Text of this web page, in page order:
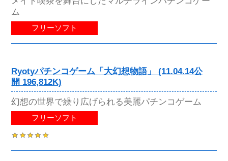
ム
フリーソフト
Ryotyパチンコゲーム「大幻想物語」 (11.04.14公
開 196,812K)
幻想の世界で繰り広げられる美麗パチンコゲーム
フリーソフト